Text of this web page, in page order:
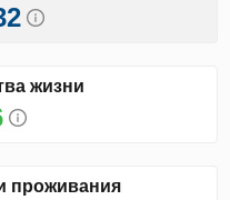
жизни
проживания